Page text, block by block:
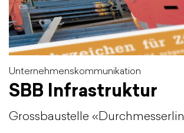
Unternehmenskommunikation
SBB Infrastruktur
Grossbaustelle